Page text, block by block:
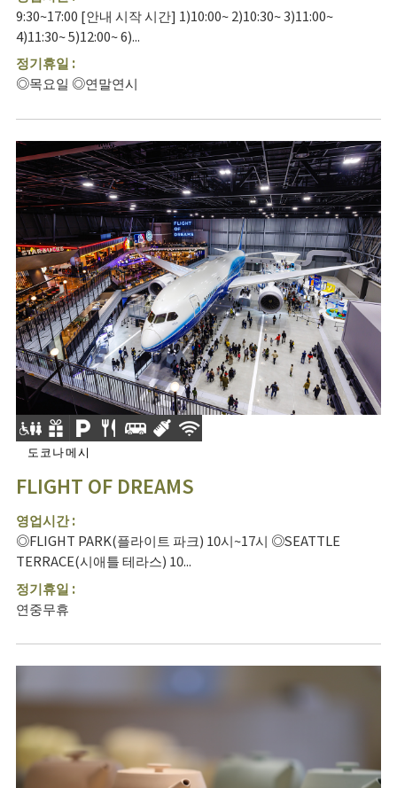
9:30~17:00 [안내 시작 시간] 1)10:00~ 2)10:30~ 3)11:00~
4)11:30~ 5)12:00~ 6)...
정기휴일 :
◎목요일 ◎연말연시
도코나메시
FLIGHT OF DREAMS
영업시간 :
◎FLIGHT PARK(플라이트 파크) 10시~17시 ◎SEATTLE
TERRACE(시애틀 테라스) 10...
정기휴일 :
연중무휴